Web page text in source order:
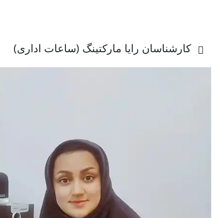
کارشناسان رایا مارکتینگ (ساعات اداری)